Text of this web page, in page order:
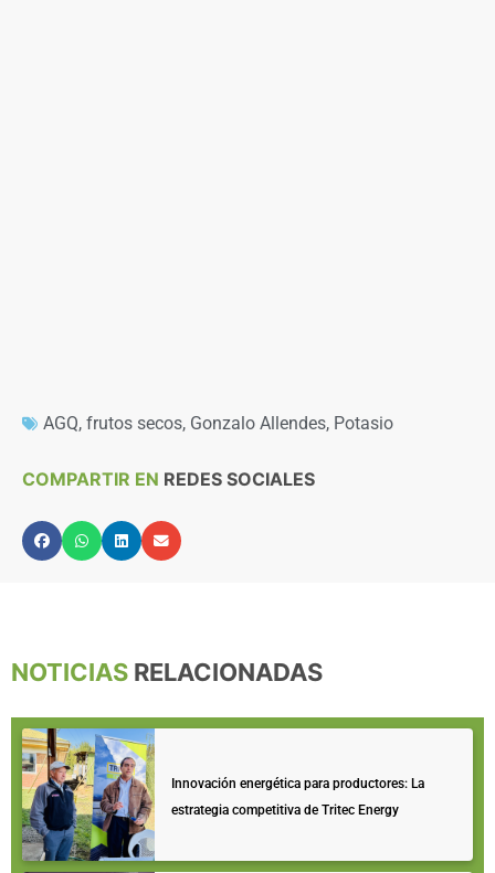
AGQ, frutos secos, Gonzalo Allendes, Potasio
COMPARTIR EN REDES SOCIALES
NOTICIAS RELACIONADAS
Innovación energética para productores: La
estrategia competitiva de Tritec Energy